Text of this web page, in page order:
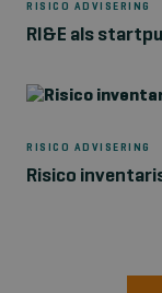
RISICO ADVISERING
RI&E als
RISICO ADVISERING
Risico